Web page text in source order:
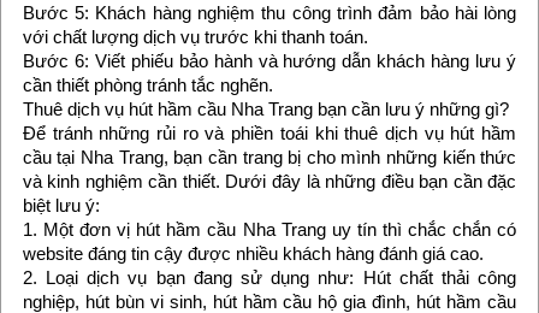
Bước 5: Khách hàng nghiệm thu công trình đảm bảo hài lòng
với chất lượng dịch vụ trước khi thanh toán.
Bước 6: Viết phiếu bảo hành và hướng dẫn khách hàng lưu ý
cần thiết phòng tránh tắc nghẽn.
Thuê dịch vụ hút hầm cầu Nha Trang bạn cần lưu ý những gì?
Để tránh những rủi ro và phiền toái khi thuê dịch vụ hút hầm
cầu tại Nha Trang, bạn cần trang bị cho mình những kiến thức
và kinh nghiệm cần thiết. Dưới đây là những điều bạn cần đặc
biệt lưu ý:
1. Một đơn vị hút hầm cầu Nha Trang uy tín thì chắc chắn có
website đáng tin cậy được nhiều khách hàng đánh giá cao.
2. Loại dịch vụ bạn đang sử dụng như: Hút chất thải công
nghiệp, hút bùn vi sinh, hút hầm cầu hộ gia đình, hút hầm cầu